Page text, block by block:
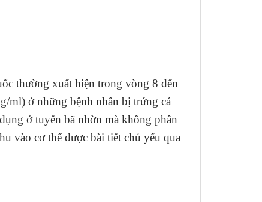
thường xuất hiện trong vòng 8 đến
ml) ở những bệnh nhân bị trứng cá
ở tuyến bã nhờn mà không phân
vào cơ thể được bài tiết chủ yếu qua